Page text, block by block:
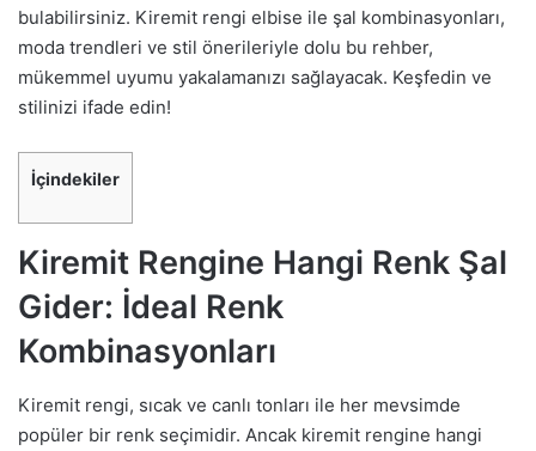
bulabilirsiniz. Kiremit rengi elbise ile şal kombinasyonları,
moda trendleri ve stil önerileriyle dolu bu rehber,
mükemmel uyumu yakalamanızı sağlayacak. Keşfedin ve
stilinizi ifade edin!
İçindekiler
Kiremit Rengine Hangi Renk Şal
Gider: İdeal Renk
Kombinasyonları
Kiremit rengi, sıcak ve canlı tonları ile her mevsimde
popüler bir renk seçimidir. Ancak kiremit rengine hangi